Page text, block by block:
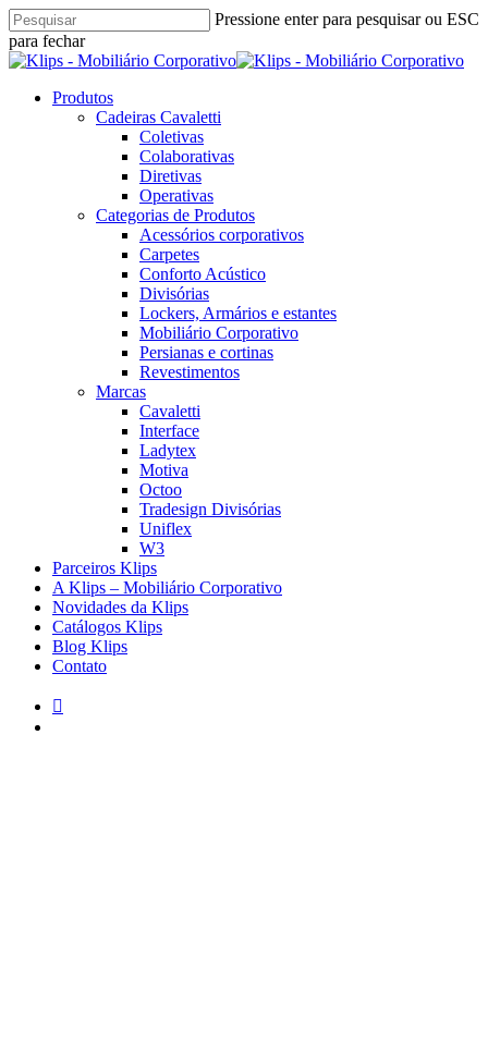
Skip
to
main
content
Pressione enter para pesquisar ou ESC
para fechar
Close
pesquisar
Menu
Produtos
Cadeiras Cavaletti
Coletivas
Colaborativas
Diretivas
Operativas
Categorias de Produtos
Acessórios corporativos
Carpetes
Conforto Acústico
Divisórias
Lockers, Armários e estantes
Mobiliário Corporativo
Persianas e cortinas
Revestimentos
Marcas
Cavaletti
Interface
Ladytex
Motiva
Octoo
Tradesign Divisórias
Uniflex
W3
Parceiros Klips
A Klips – Mobiliário Corporativo
Novidades da Klips
Catálogos Klips
Blog Klips
Contato
instagram